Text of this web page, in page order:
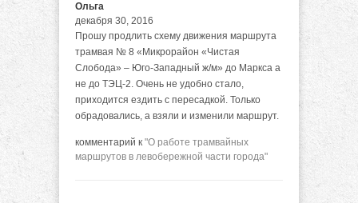
Ольга
декабря 30, 2016
Прошу продлить схему движения маршрута
трамвая № 8 «Микрорайон «Чистая
Слобода» – Юго-Западный ж/м» до Маркса а
не до ТЭЦ-2. Очень не удобно стало,
приходится ездить с пересадкой. Только
обрадовались, а взяли и изменили маршрут.
комментарий к "О работе трамвайных
маршрутов в левобережной части города"